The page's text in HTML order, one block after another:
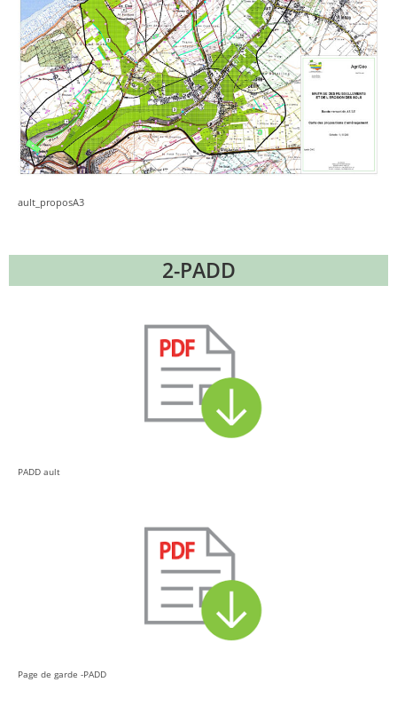
ault_proposA3
2-PADD
PADD ault
Page de garde -PADD